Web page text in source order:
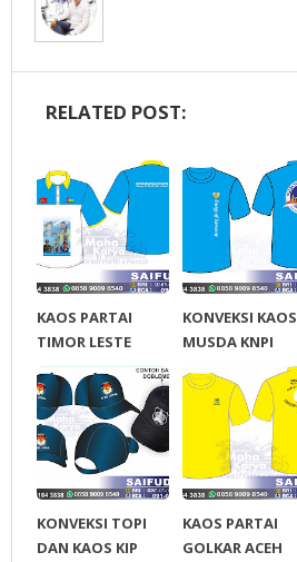
RELATED POST:
KAOS PARTAI
TIMOR LESTE
PUDD
KONVEKSI KAOS
MUSDA KNPI
KONVEKSI TOPI
DAN KAOS KIP
KAOS PARTAI
GOLKAR ACEH